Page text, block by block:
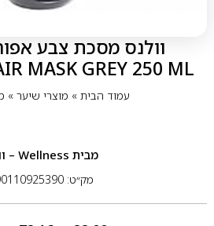
MASK GREY 250 ML
עמוד הבית» מוצרי שיער»
מבית Wellness – וולנס
מק״ט: 7290110925390